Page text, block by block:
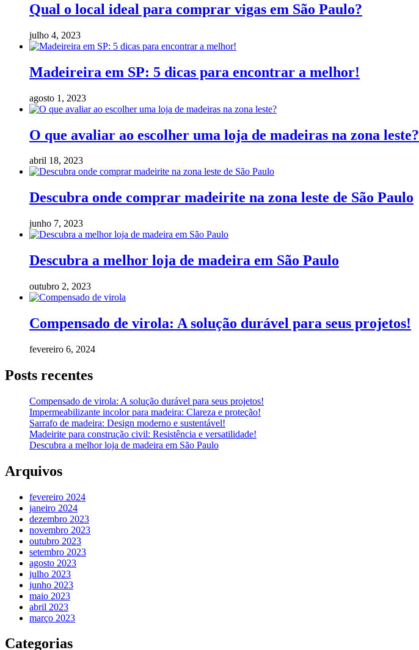
Qual o local ideal para comprar vigas em São Paulo?
julho 4, 2023
Madeireira em SP: 5 dicas para encontrar a melhor!
agosto 1, 2023
O que avaliar ao escolher uma loja de madeiras na zona leste?
abril 18, 2023
Descubra onde comprar madeirite na zona leste de São Paulo
junho 7, 2023
Descubra a melhor loja de madeira em São Paulo
outubro 2, 2023
Compensado de virola: A solução durável para seus projetos!
fevereiro 6, 2024
Posts recentes
Compensado de virola: A solução durável para seus projetos!
Impermeabilizante incolor para madeira: Clareza e proteção!
Sarrafo de madeira: Design moderno e sustentável!
Madeirite para construção civil: Resistência e versatilidade!
Descubra a melhor loja de madeira em São Paulo
Arquivos
fevereiro 2024
janeiro 2024
dezembro 2023
novembro 2023
outubro 2023
setembro 2023
agosto 2023
julho 2023
junho 2023
maio 2023
abril 2023
março 2023
Categorias